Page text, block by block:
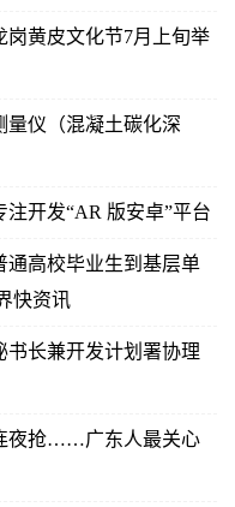
岗黄皮文化节7月上旬举
量仪（混凝土碳化深
开发“AR 版安卓”平台
通高校毕业生到基层单
快资讯
书长兼开发计划署协理
夜抢……广东人最关心